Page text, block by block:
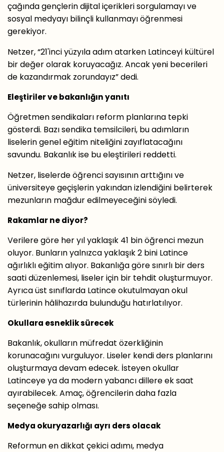
çağında gençlerin dijital içerikleri sorgulamayı ve
sosyal medyayı bilinçli kullanmayı öğrenmesi
gerekiyor.
Netzer, “21'inci yüzyıla adım atarken Latinceyi kültürel
bir değer olarak koruyacağız. Ancak yeni becerileri
de kazandırmak zorundayız” dedi.
Eleştiriler ve bakanlığın yanıtı
Öğretmen sendikaları reform planlarına tepki
gösterdi. Bazı sendika temsilcileri, bu adımların
liselerin genel eğitim niteliğini zayıflatacağını
savundu. Bakanlık ise bu eleştirileri reddetti.
Netzer, liselerde öğrenci sayısının arttığını ve
üniversiteye geçişlerin yakından izlendiğini belirterek
mezunların mağdur edilmeyeceğini söyledi.
Rakamlar ne diyor?
Verilere göre her yıl yaklaşık 41 bin öğrenci mezun
oluyor. Bunların yalnızca yaklaşık 2 bini Latince
ağırlıklı eğitim alıyor. Bakanlığa göre sınırlı bir ders
saati düzenlemesi, liseler için bir tehdit oluşturmuyor.
Ayrıca üst sınıflarda Latince okutulmayan okul
türlerinin hâlihazırda bulunduğu hatırlatılıyor.
Okullara esneklik sürecek
Bakanlık, okulların müfredat özerkliğinin
korunacağını vurguluyor. Liseler kendi ders planlarını
oluşturmaya devam edecek. İsteyen okullar
Latinceye ya da modern yabancı dillere ek saat
ayırabilecek. Amaç, öğrencilerin daha fazla
seçeneğe sahip olması.
Medya okuryazarlığı ayrı ders olacak
Reformun en dikkat çekici adımı, medya